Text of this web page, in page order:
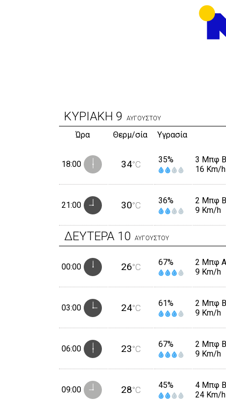
ΚΥΡΙΑΚΗ 9 ΑΥΓΟΥΣΤΟΥ
Ώρα Θερμ/σία Υγρασία
18:00 34°C 35%
3 Μπφ
16 Km/h
21:00 30°C 36%
2 Μπφ
9 Km/h
ΔΕΥΤΕΡΑ 10 ΑΥΓΟΥΣΤΟΥ
00:00 26°C 67%
2 Μπφ Α
9 Km/h
03:00 24°C 61%
2 Μπφ B
9 Km/h
06:00 23°C 67%
2 Μπφ B
9 Km/h
09:00 28°C 45%
4 Μπφ
24 Km/h